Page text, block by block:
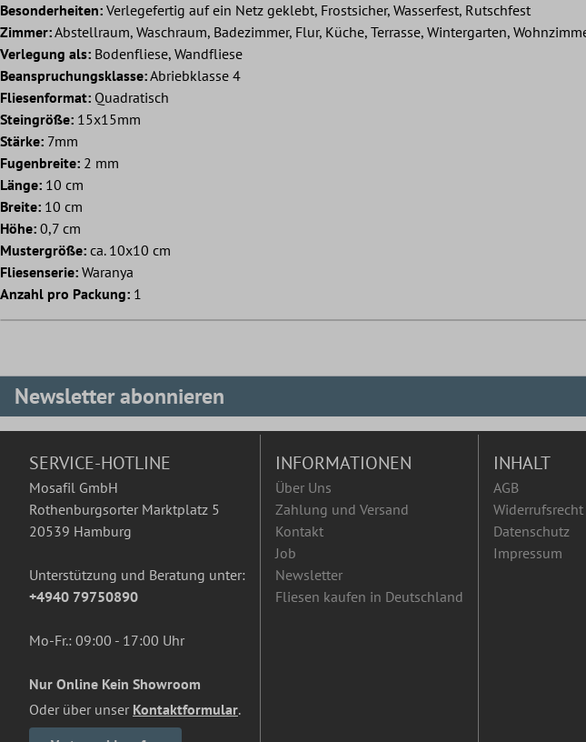
Besonderheiten: Verlegefertig auf ein Netz geklebt, Frostsicher, Wasserfest, Rutschfest
Zimmer:Abstellraum, Waschraum, Badezimmer, Flur, Küche, Terrasse, Wintergarten,
Verlegung als: Bodenfliese, Wandfliese
Beanspruchungsklasse:Abriebklasse 4
Fliesenformat: Quadratisch
Steingröße: 15x15mm
Stärke: 7mm
Fugenbreite: 2 mm
Länge: 10 cm
Breite: 10 cm
Höhe: 0,7 cm
Mustergröße: ca. 10x10 cm
Fliesenserie: Waranya
Anzahl pro Packung: 1
Newsletter abonnieren
SERVICE-HOTLINE
Mosafil GmbH
Rothenburgsorter Marktplatz 5
20539 Hamburg
Unterstützung und Beratung unter:
+4940 79750890
Mo-Fr.: 09:00 - 17:00 Uhr
Nur Online Kein Showroom
Oder über unser Kontaktformular.
INFORMATIONEN
Über Uns
Zahlung und Versand
Kontakt
Job
Newsletter
Fliesen kaufen in Deutschland
INHALT
AGB
Widerrufsrecht
Datenschutz
Impressum